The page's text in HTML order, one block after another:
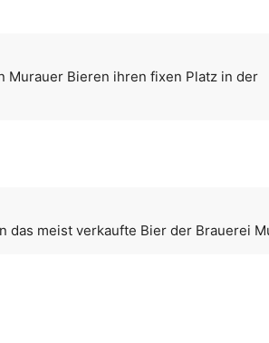
Murauer Bieren ihren fixen Platz in der
das meist verkaufte Bier der Brauerei